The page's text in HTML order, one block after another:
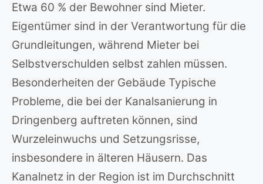
Etwa 60 % der Bewohner sind Mieter.
Eigentümer sind in der Verantwortung für die
Grundleitungen, während Mieter bei
Selbstverschulden selbst zahlen müssen.
Besonderheiten der Gebäude Typische
Probleme, die bei der Kanalsanierung in
Dringenberg auftreten können, sind
Wurzeleinwuchs und Setzungsrisse,
insbesondere in älteren Häusern. Das
Kanalnetz in der Region ist im Durchschnitt